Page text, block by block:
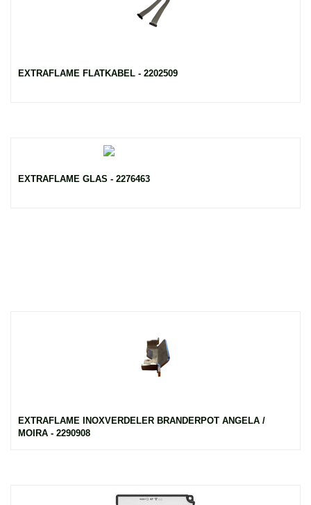
EXTRAFLAME FLATKABEL - 2202509
EXTRAFLAME GLAS - 2276463
EXTRAFLAME INOXVERDELER BRANDERPOT ANGELA /
MOIRA - 2290908